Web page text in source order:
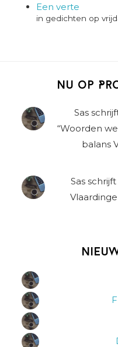
Een verte
in gedichten op
Nu op
Sas
“Woorden
balans
Sas schrijft